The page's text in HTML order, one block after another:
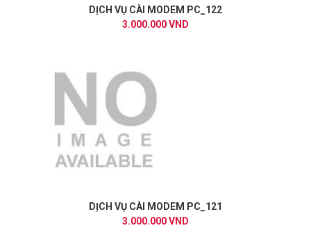
DỊCH VỤ CÀI MODEM PC_122
3.000.000 VND
DỊCH VỤ CÀI MODEM PC_121
3.000.000 VND